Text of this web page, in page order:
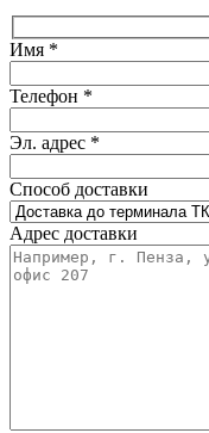
Имя *
Телефон *
Эл. адрес *
Способ доставки
Адрес доставки